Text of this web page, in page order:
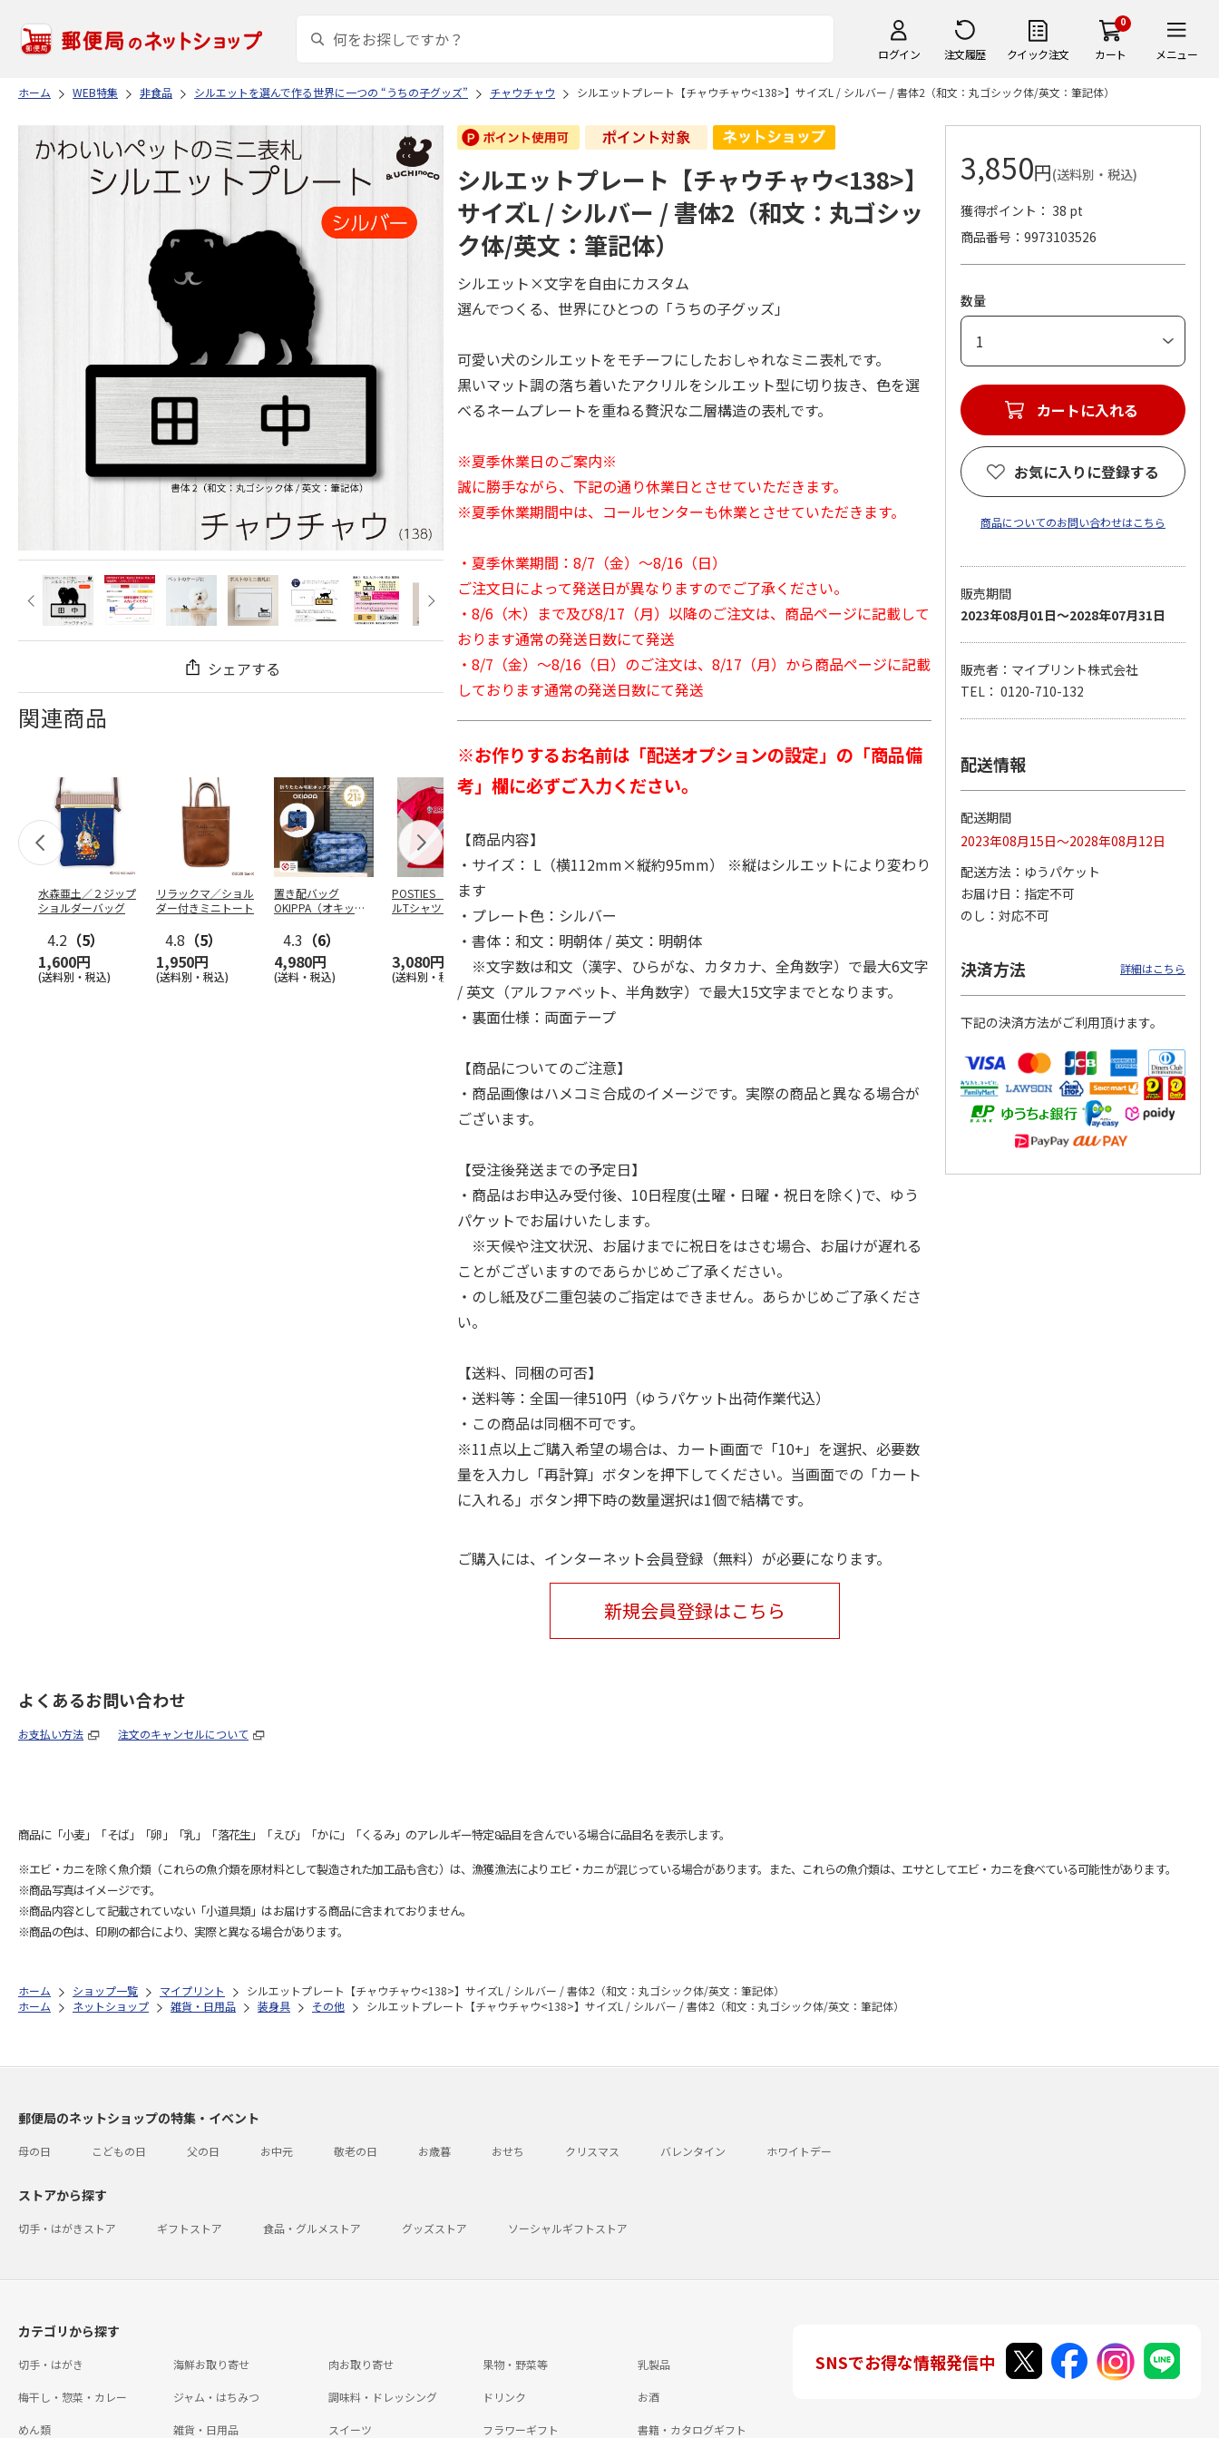
ログイン 注文履歴 クイック注文
0
カート メニュー
ホーム WEB特集 非食品 シルエットを選んで作る世界に一つの “うちの子グッズ” チャウチャウ シルエットプレート【チャウチャウ<138>】サイズL / シルバー / 書体2（和文：丸ゴシック体/英文：筆記体）
シェアする
関連商品
水森亜土／２ジップ
ショルダーバッグ
4.2 （5）
1,600円
(送料別・税込)
リラックマ／ショル
ダー付きミニトート
4.8 （5）
1,950円
(送料別・税込)
置き配バッグ
OKIPPA（オキッ
4.3 （6）
4,980円
(送料・税込)
POSTIES オリジナ
ルTシャツ Sサイズ
3,080円
(送料別・税込)
奇妙な冒険 黄金の
風』CITY POP…
5.0（3）
4,939円
(送料別・税込)
4.5 （6）
1,760円
(送料別・税込)
3,839円
(送料別・税込)
4,400円
(送料別・税込)
『ジョジョの奇妙な
冒険 スターダスト
クルセイダース』
3,300円
(送料別・税込)
3,300円
(送料別・税込)
シルエットプレート【チャウチャウ<138>】
サイズL / シルバー / 書体2（和文：丸ゴシッ
ク体/英文：筆記体）
シルエット×文字を自由にカスタム
選んでつくる、世界にひとつの「うちの子グッズ」
可愛い犬のシルエットをモチーフにしたおしゃれなミニ表札です。
黒いマット調の落ち着いたアクリルをシルエット型に切り抜き、色を選
べるネームプレートを重ねる贅沢な二層構造の表札です。
※夏季休業日のご案内※
誠に勝手ながら、下記の通り休業日とさせていただきます。
※夏季休業期間中は、コールセンターも休業とさせていただきます。
・夏季休業期間：8/7（金）～8/16（日）
ご注文日によって発送日が異なりますのでご了承ください。
・8/6（木）まで及び8/17（月）以降のご注文は、商品ページに記載して
おります通常の発送日数にて発送
・8/7（金）～8/16（日）のご注文は、8/17（月）から商品ページに記載
しております通常の発送日数にて発送
※お作りするお名前は「配送オプションの設定」の「商品備
考」欄に必ずご入力ください。
【商品内容】
・サイズ： L（横112mm×縦約95mm） ※縦はシルエットにより変わり
ます
・プレート色：シルバー
・書体：和文：明朝体 / 英文：明朝体
※文字数は和文（漢字、ひらがな、カタカナ、全角数字）で最大6文字
/ 英文（アルファベット、半角数字）で最大15文字までとなります。
・裏面仕様：両面テープ
【商品についてのご注意】
・商品画像はハメコミ合成のイメージです。実際の商品と異なる場合が
ございます。
【受注後発送までの予定日】
・商品はお申込み受付後、10日程度(土曜・日曜・祝日を除く)で、ゆう
パケットでお届けいたします。
※天候や注文状況、お届けまでに祝日をはさむ場合、お届けが遅れる
ことがございますのであらかじめご了承ください。
・のし紙及び二重包装のご指定はできません。あらかじめご了承くださ
い。
【送料、同梱の可否】
・送料等：全国一律510円（ゆうパケット出荷作業代込）
・この商品は同梱不可です。
※11点以上ご購入希望の場合は、カート画面で「10+」を選択、必要数
量を入力し「再計算」ボタンを押下してください。当画面での「カート
に入れる」ボタン押下時の数量選択は1個で結構です。
ご購入には、インターネット会員登録（無料）が必要になります。
新規会員登録はこちら
3,850円(送料別・税込)
獲得ポイント： 38 pt
商品番号
9973103526
数量
カートに入れる
お気に入りに登録する
商品についてのお問い合わせはこちら
販売期間
2023年08月01日～2028年07月31日
販売者：マイプリント株式会社
TEL： 0120-710-132
配送情報
配送期間
2023年08月15日～2028年08月12日
配送方法
ゆうパケット
お届け日
指定不可
のし
対応不可
決済方法 詳細はこちら
下記の決済方法がご利用頂けます。
よくあるお問い合わせ
お支払い方法 注文のキャンセルについて
商品に「小麦」「そば」「卵」「乳」「落花生」「えび」「かに」「くるみ」のアレルギー特定8品目を含んでいる場合に品目名を表示します。
※エビ・カニを除く魚介類（これらの魚介類を原材料として製造された加工品も含む）は、漁獲漁法によりエビ・カニが混じっている場合があります。また、これらの魚介類は、エサとしてエビ・カニを食べている可能性があります。
※商品写真はイメージです。
※商品内容として記載されていない「小道具類」はお届けする商品に含まれておりません。
※商品の色は、印刷の都合により、実際と異なる場合があります。
ホーム ショップ一覧 マイプリント
シルエットプレート【チャウチャウ<138>】サイズL / シルバー / 書体2（和文：丸ゴシック体/英文：筆記体）
ホーム
ネットショップ 雑貨・日用品 装身具 その他 シルエットプレート【チャウチャウ<138>】サイズL / シルバー / 書体2（和文：丸ゴシック体/英文：筆記体）
郵便局のネットショップの特集・イベント
母の日 こどもの日 父の日 お中元 敬老の日 お歳暮 おせち クリスマス バレンタイン ホワイトデー
ストアから探す
切手・はがきストア ギフトストア 食品・グルメストア グッズストア ソーシャルギフトストア
カテゴリから探す
切手・はがき 海鮮お取り寄せ 肉お取り寄せ 果物・野菜等 乳製品
梅干し・惣菜・カレー ジャム・はちみつ 調味料・ドレッシング ドリンク お酒
めん類 雑貨・日用品 スイーツ フラワーギフト 書籍・カタログギフト
SNSでお得な情報発信中